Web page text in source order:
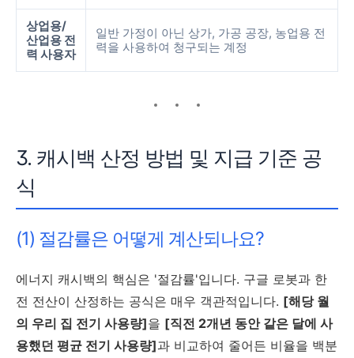
상업용/
산업용 전
력 사용자
일반 가정이 아닌 상가, 가공 공장, 농업용 전
력을 사용하여 청구되는 계정
3. 캐시백 산정 방법 및 지급 기준 공
식
(1) 절감률은 어떻게 계산되나요?
에너지 캐시백의 핵심은 '절감률'입니다. 구글 로봇과 한
전 전산이 산정하는 공식은 매우 객관적입니다. [해당 월
의 우리 집 전기 사용량]을 [직전 2개년 동안 같은 달에 사
용했던 평균 전기 사용량]과 비교하여 줄어든 비율을 백분